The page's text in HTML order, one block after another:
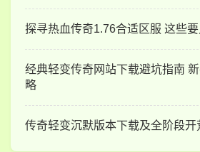
探寻热血传奇1.76合适区服 这些
经典轻变传奇网站下载避坑指南
略
传奇轻变沉默版本下载及全阶段开